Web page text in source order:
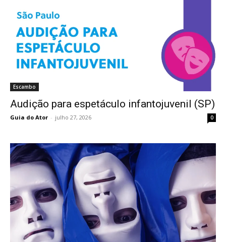
Escambo
Audição para espetáculo infantojuvenil (SP)
Guia do Ator - julho 27, 2026 0